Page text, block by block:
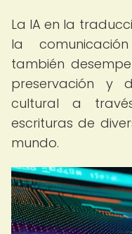
La IA en la
la
también
preservación y
cultural a
escrituras de
mundo.